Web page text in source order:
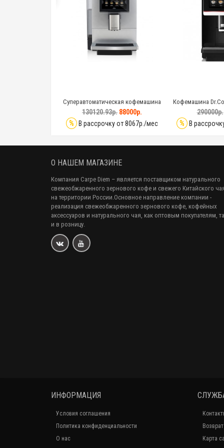
Суперавтоматическая кофемашина
Dr.Coffee F10
130120.93р. 88000р.
% В рассрочку от 8067р./мес
Кофемашина
290000р.
% В
О НАШЕМ МАГАЗИНЕ
Компания Carpe Diem – является поставщиком натурального
свежеобжаренного зернового кофе и свежего Китайского
на территории России.Основное направление компании -
реализация свежеобжаренного зернового кофе, кофейных
аксессуаров и натурального чая, как оптовым покупателям,
и в розницу.
ИНФОРМАЦИЯ
Условия соглашения
Политика конфиденциальности
О нас
Карта